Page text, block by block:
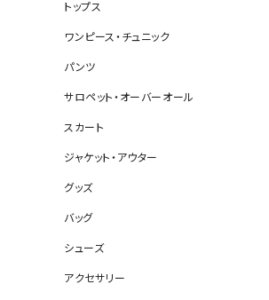
トップス
ワンピース・チュニック
パンツ
サロペット・オーバーオール
スカート
ジャケット・アウター
グッズ
バッグ
シューズ
アクセサリー